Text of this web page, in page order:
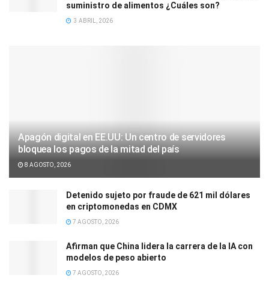
suministro de alimentos ¿Cuáles son?
3 ABRIL, 2026
Apagón digital en EE.UU: Un centro de servidores
bloquea los pagos de la mitad del país
8 AGOSTO, 2026
Detenido sujeto por fraude de 621 mil dólares
en criptomonedas en CDMX
7 AGOSTO, 2026
Afirman que China lidera la carrera de la IA con
modelos de peso abierto
7 AGOSTO, 2026